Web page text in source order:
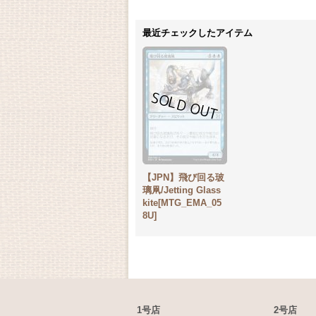
最近チェックしたアイテム
【JPN】飛び回る玻
璃凧/Jetting Glass
kite[MTG_EMA_05
8U]
1号店 2号店